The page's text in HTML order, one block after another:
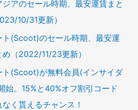
ジアのセール時期、最安運賃まと
10/31更新）
ト(Scoot)のセール時期、最安運
（2022/11/23更新）
ト(Scoot)が無料会員(インサイダ
始。15%と40%オフ割引コード
なく貰えるチャンス！